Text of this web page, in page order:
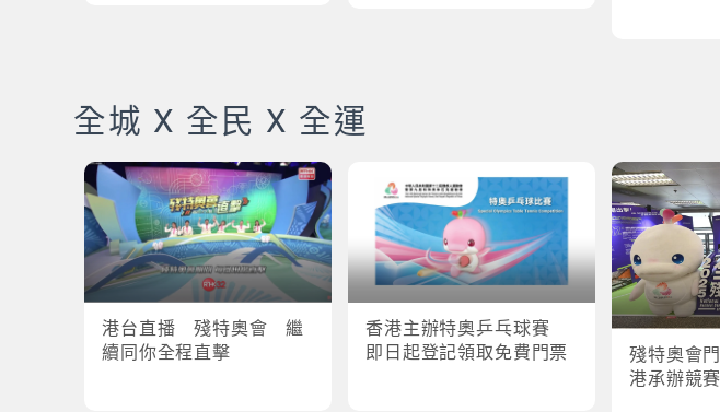
全城 X 全民 X 全運
港台直播 殘特奧會 繼
續同你全程直擊
香港主辦特奧乒乓球賽
即日起登記領取免費門票
殘特奧會
港承辦競